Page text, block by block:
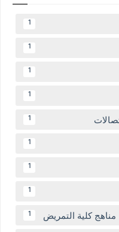
1
1
1
1
1
1
1
1
مناهج كلية التمريض 1